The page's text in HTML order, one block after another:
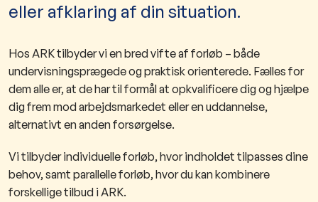
eller afklaring af din situation.
Hos ARK tilbyder vi en bred vifte af forløb – både
undervisningsprægede og praktisk orienterede. Fælles for
dem alle er, at de har til formål at opkvalificere dig og hjælpe
dig frem mod arbejdsmarkedet eller en uddannelse,
alternativt en anden forsørgelse.
Vi tilbyder individuelle forløb, hvor indholdet tilpasses dine
behov, samt parallelle forløb, hvor du kan kombinere
forskellige tilbud i ARK.